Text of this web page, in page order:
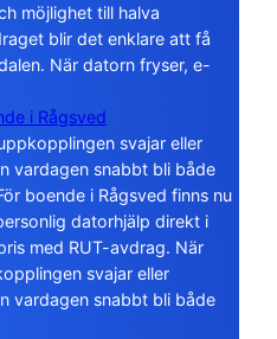
möjlighet till halva
blir det enklare att få
När datorn fryser, e-
i Rågsved
svajar eller
vardagen snabbt bli både
boende i Rågsved finns nu
datorhjälp direkt i
med RUT-avdrag. När
svajar eller
vardagen snabbt bli både